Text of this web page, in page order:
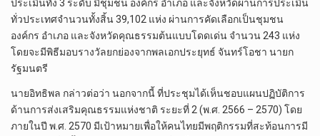
ประเมินทั้ง 3 ระดับ มีชุมชน องค์กร อำเภอ และจังหวัดผ่านการประเมิน
ทั่วประเทศจำนวนทั้งสิ้น 39,102 แห่ง ผ่านการคัดเลือกเป็นชุมชน
องค์กร อำเภอ และจังหวัดคุณธรรมต้นแบบโดดเด่น จำนวน 243 แห่ง
โดยจะมีพิธีมอบรางวัลยกย่องจากพลเอกประยุทธ์ จันทร์โอชา นายก
รัฐมนตรี
นายอิทธิพล กล่าวต่อว่า นอกจากนี้ ที่ประชุมได้เห็นชอบแผนปฏิบัติการ
ด้านการส่งเสริมคุณธรรมแห่งชาติ ระยะที่ 2 (พ.ศ. 2566 – 2570) โดย
ภายในปี พ.ศ. 2570 มีเป้าหมายเพื่อให้คนไทยมีพฤติกรรมที่สะท้อนการมี